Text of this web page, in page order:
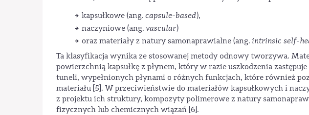
kapsułkowe (ang.capsule-based),
naczyniowe (ang.vascular)
oraz materiały z natury samonaprawialne (ang. intrinsic self-
Ta klasyfikacja wynika ze stosowanej metody odnowy tworzywa.
powierzchnią kapsułkę z płynem, który w razie uszkodzenia
tuneli, wypełnionych płynami o różnych funkcjach, które również
materiału [5]. W przeciwieństwie do materiałów kapsułkowych i
z projektu ich struktury, kompozyty polimerowe z natury
fizycznych lub chemicznych wiązań [6].